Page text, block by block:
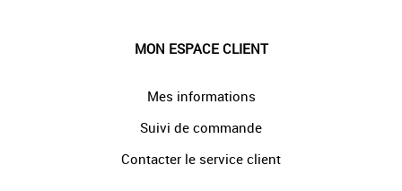
MON ESPACE CLIENT
Mes informations
Suivi de commande
Contacter le service client